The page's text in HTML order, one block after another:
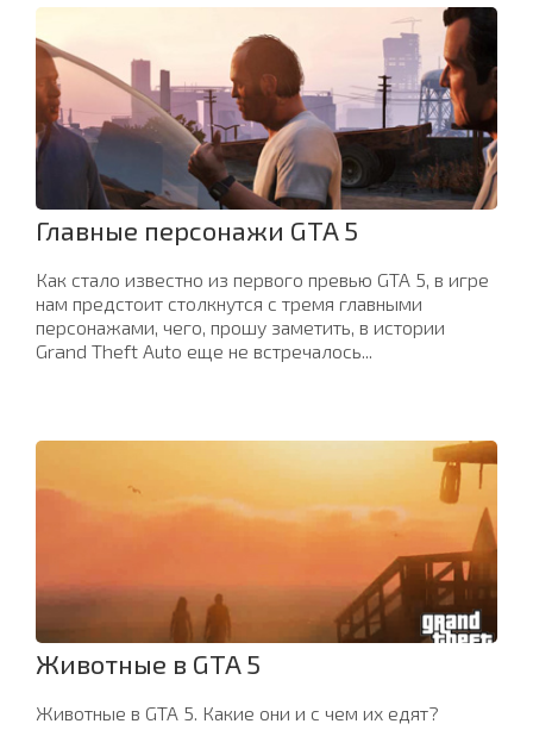
Главные персонажи GTA 5
Как стало известно из первого превью GTA 5, в игре
нам предстоит столкнутся с тремя главными
персонажами, чего, прошу заметить, в истории
Grand Theft Auto еще не встречалось...
Животные в GTA 5
Животные в GTA 5. Какие они и с чем их едят?